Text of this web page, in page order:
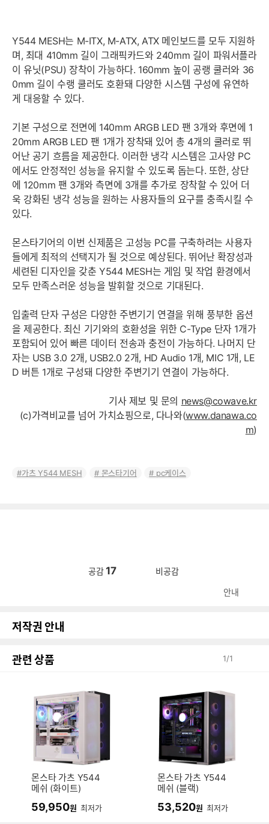
Y544 MESH는 M-ITX, M-ATX, ATX 메인보드를 모두 지원하
며, 최대 410mm 길이 그래픽카드와 240mm 길이 파워서플라
이 유닛(PSU) 장착이 가능하다. 160mm 높이 공랭 쿨러와 36
0mm 길이 수랭 쿨러도 호환돼 다양한 시스템 구성에 유연하
게 대응할 수 있다.
기본 구성으로 전면에 140mm ARGB LED 팬 3개와 후면에 1
20mm ARGB LED 팬 1개가 장착돼 있어 총 4개의 쿨러로 뛰
어난 공기 흐름을 제공한다. 이러한 냉각 시스템은 고사양 PC
에서도 안정적인 성능을 유지할 수 있도록 돕는다. 또한, 상단
에 120mm 팬 3개와 측면에 3개를 추가로 장착할 수 있어 더
욱 강화된 냉각 성능을 원하는 사용자들의 요구를 충족시킬 수
있다.
몬스타기어의 이번 신제품은 고성능 PC를 구축하려는 사용자
들에게 최적의 선택지가 될 것으로 예상된다. 뛰어난 확장성과
세련된 디자인을 갖춘 Y544 MESH는 게임 및 작업 환경에서
모두 만족스러운 성능을 발휘할 것으로 기대된다.
입출력 단자 구성은 다양한 주변기기 연결을 위해 풍부한 옵션
을 제공한다. 최신 기기와의 호환성을 위한 C-Type 단자 1개가
포함되어 있어 빠른 데이터 전송과 충전이 가능하다. 나머지 단
자는 USB 3.0 2개, USB2.0 2개, HD Audio 1개, MIC 1개, LE
D 버튼 1개로 구성돼 다양한 주변기기 연결이 가능하다.
기사 제보 및 문의 news@cowave.kr
(c)가격비교를 넘어 가치쇼핑으로, 다나와(www.danawa.co
m)
가츠 Y544 MESH 몬스타기어 pc케이스
공감 17 비공감
안내
저작권 안내
관련 상품 1/1
몬스타 가츠 Y544
메쉬 (화이트)
59,950원 최저가
몬스타 가츠 Y544
메쉬 (블랙)
53,520원 최저가